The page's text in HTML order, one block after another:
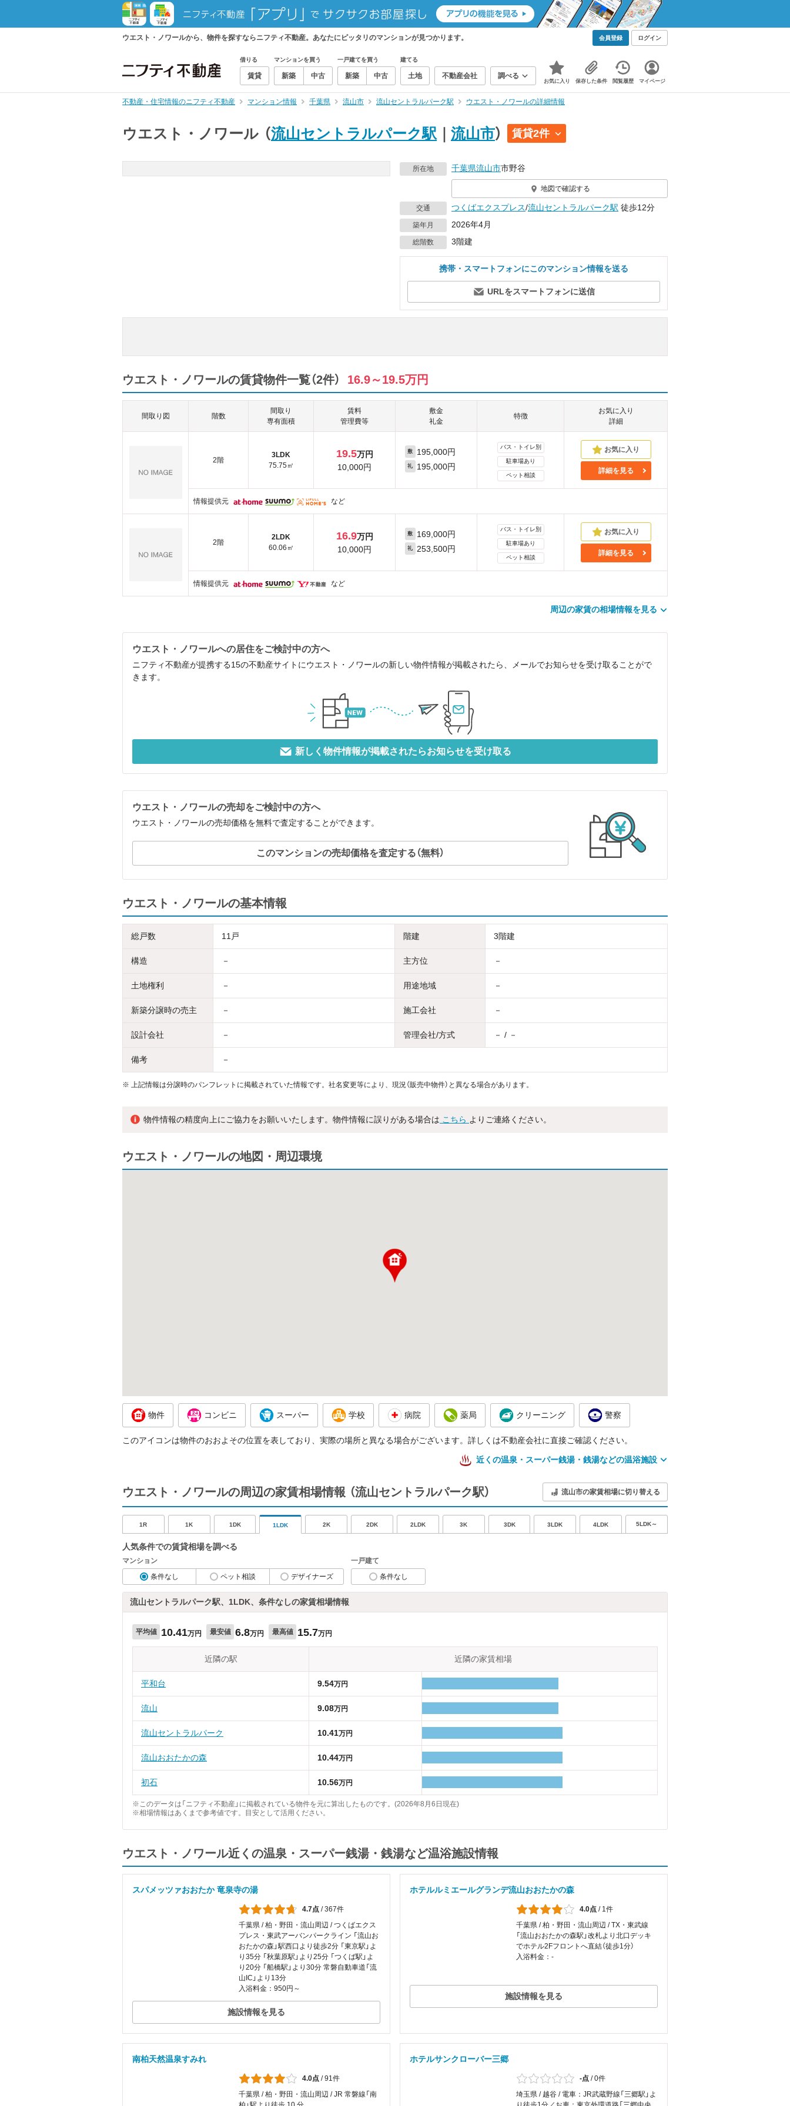
ウエスト・ノワールから、物件を探すならニフティ不動産。あなたにピッタリのマンションが見つかります。 会員登録 ログイン
借りる
賃貸
マンションを買う
新築 中古
一戸建てを買う
新築 中古
建てる
土地 不動産会社 調べる
お気に入り 保存した条件 閲覧履歴 マイページ
不動産・住宅情報のニフティ不動産 マンション情報 千葉県 流山市 流山セントラルパーク駅 ウエスト・ノワールの詳細情報
ウエスト・ノワール （流山セントラルパーク駅 流山市） 賃貸2件
所在地 千葉県流山市市野谷
地図で確認する
交通 つくばエクスプレス/流山セントラルパーク駅 徒歩12分
築年月 2026年4月
総階数 3階建
携帯・スマートフォンにこのマンション情報を送る
URLをスマートフォンに送信
ウエスト・ノワールの賃貸物件一覧（2件） 16.9～19.5万円
間取り図 階数
間取り
専有面積
賃料
管理費等
敷金
礼金
特徴
お気に入り
詳細
2階
3LDK
75.75㎡
19.5万円
10,000円
敷 195,000円
礼 195,000円
バス・トイレ別
駐車場あり
ペット相談
詳細を見る
情報提供元 など
2階
2LDK
60.06㎡
16.9万円
10,000円
敷 169,000円
礼 253,500円
バス・トイレ別
駐車場あり
ペット相談
詳細を見る
情報提供元 など
周辺の家賃の相場情報を見る
ウエスト・ノワールへの居住をご検討中の方へ
ニフティ不動産が提携する15の不動産サイトにウエスト・ノワールの新しい物件情報が掲載されたら、メールでお知らせを受け取ることがで
きます。
新しく物件情報が掲載されたらお知らせを受け取る
ウエスト・ノワールの売却をご検討中の方へ
ウエスト・ノワールの売却価格を無料で査定することができます。
このマンションの売却価格を査定する（無料）
ウエスト・ノワールの基本情報
総戸数 11戸 階建 3階建
構造 － 主方位 －
土地権利 － 用途地域 －
新築分譲時の売主 － 施工会社 －
設計会社 － 管理会社/方式 － / －
備考 －
※ 上記情報は分譲時のパンフレットに掲載されていた情報です。社名変更等により、現況（販売中物件）と異なる場合があります。
物件情報の精度向上にご協力をお願いいたします。物件情報に誤りがある場合は こちら よりご連絡ください。
ウエスト・ノワールの地図・周辺環境
物件 コンビニ スーパー 学校 病院 薬局 クリーニング 警察
このアイコンは物件のおおよその位置を表しており、実際の場所と異なる場合がございます。詳しくは不動産会社に直接ご確認ください。
近くの温泉・スーパー銭湯・銭湯などの温浴施設
ウエスト・ノワールの周辺の家賃相場情報 （流山セントラルパーク駅） 流山市の家賃相場に切り替える
1R 1K 1DK 1LDK 2K 2DK 2LDK 3K 3DK 3LDK 4LDK 5LDK～
人気条件での賃貸相場を調べる
マンション
条件なし
ペット相談 デザイナーズ
一戸建て
条件なし
流山セントラルパーク駅、1LDK、条件なしの家賃相場情報
平均値 10.41万円 最安値 6.8万円 最高値 15.7万円
近隣の駅 近隣の家賃相場
平和台 9.54万円
流山 9.08万円
流山セントラルパーク 10.41万円
流山おおたかの森 10.44万円
初石 10.56万円
※このデータは「ニフティ不動産」に掲載されている物件を元に算出したものです。(2026年8月6日現在)
※相場情報はあくまで参考値です。目安として活用ください。
ウエスト・ノワール近くの温泉・スーパー銭湯・銭湯など温浴施設情報
スパメッツァおおたか 竜泉寺の湯
4.7点 /367件
千葉県 / 柏・野田・流山周辺 / つくばエクス
プレス・東武アーバンパークライン 「流山お
おたかの森」駅西口より徒歩2分 「東京駅」よ
り35分 「秋葉原駅」より25分 「つくば駅」よ
り20分 「船橋駅」より30分 常磐自動車道「流
山IC」より13分
入浴料金：950円～
施設情報を見る
ホテルルミエールグランデ流山おおたかの森
4.0点 / 1件
千葉県 / 柏・野田・流山周辺 / TX・東武線
「流山おおたかの森駅」改札より北口デッキ
でホテル2Fフロントへ直結（徒歩1分）
入浴料金：-
施設情報を見る
南柏天然温泉すみれ
4.0点 /91件
千葉県 / 柏・野田・流山周辺 / JR 常磐線「南
ホテルサンクローバー三郷
-点 /0件
埼玉県 / 越谷 / 電車：JR武蔵野線「三郷駅」よ